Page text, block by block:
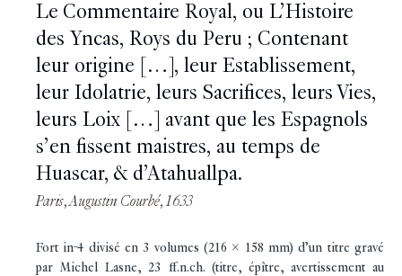
Le Commentaire Royal, ou L’Histoire
des Yncas, Roys du Peru ; Contenant
leur origine […], leur Establissement,
leur Idolatrie, leurs Sacrifices, leurs Vies,
leurs Loix […] avant que les Espagnols
s’en fissent maistres, au temps de
Huascar, & d’Atahuallpa.
Paris, Augustin Courbé, 1633
Fort in-4 divisé en 3 volumes (216 x 158 mm) d’un titre gravé
par Michel Lasne, 23 ff.n.ch. (titre, épître, avertissement au